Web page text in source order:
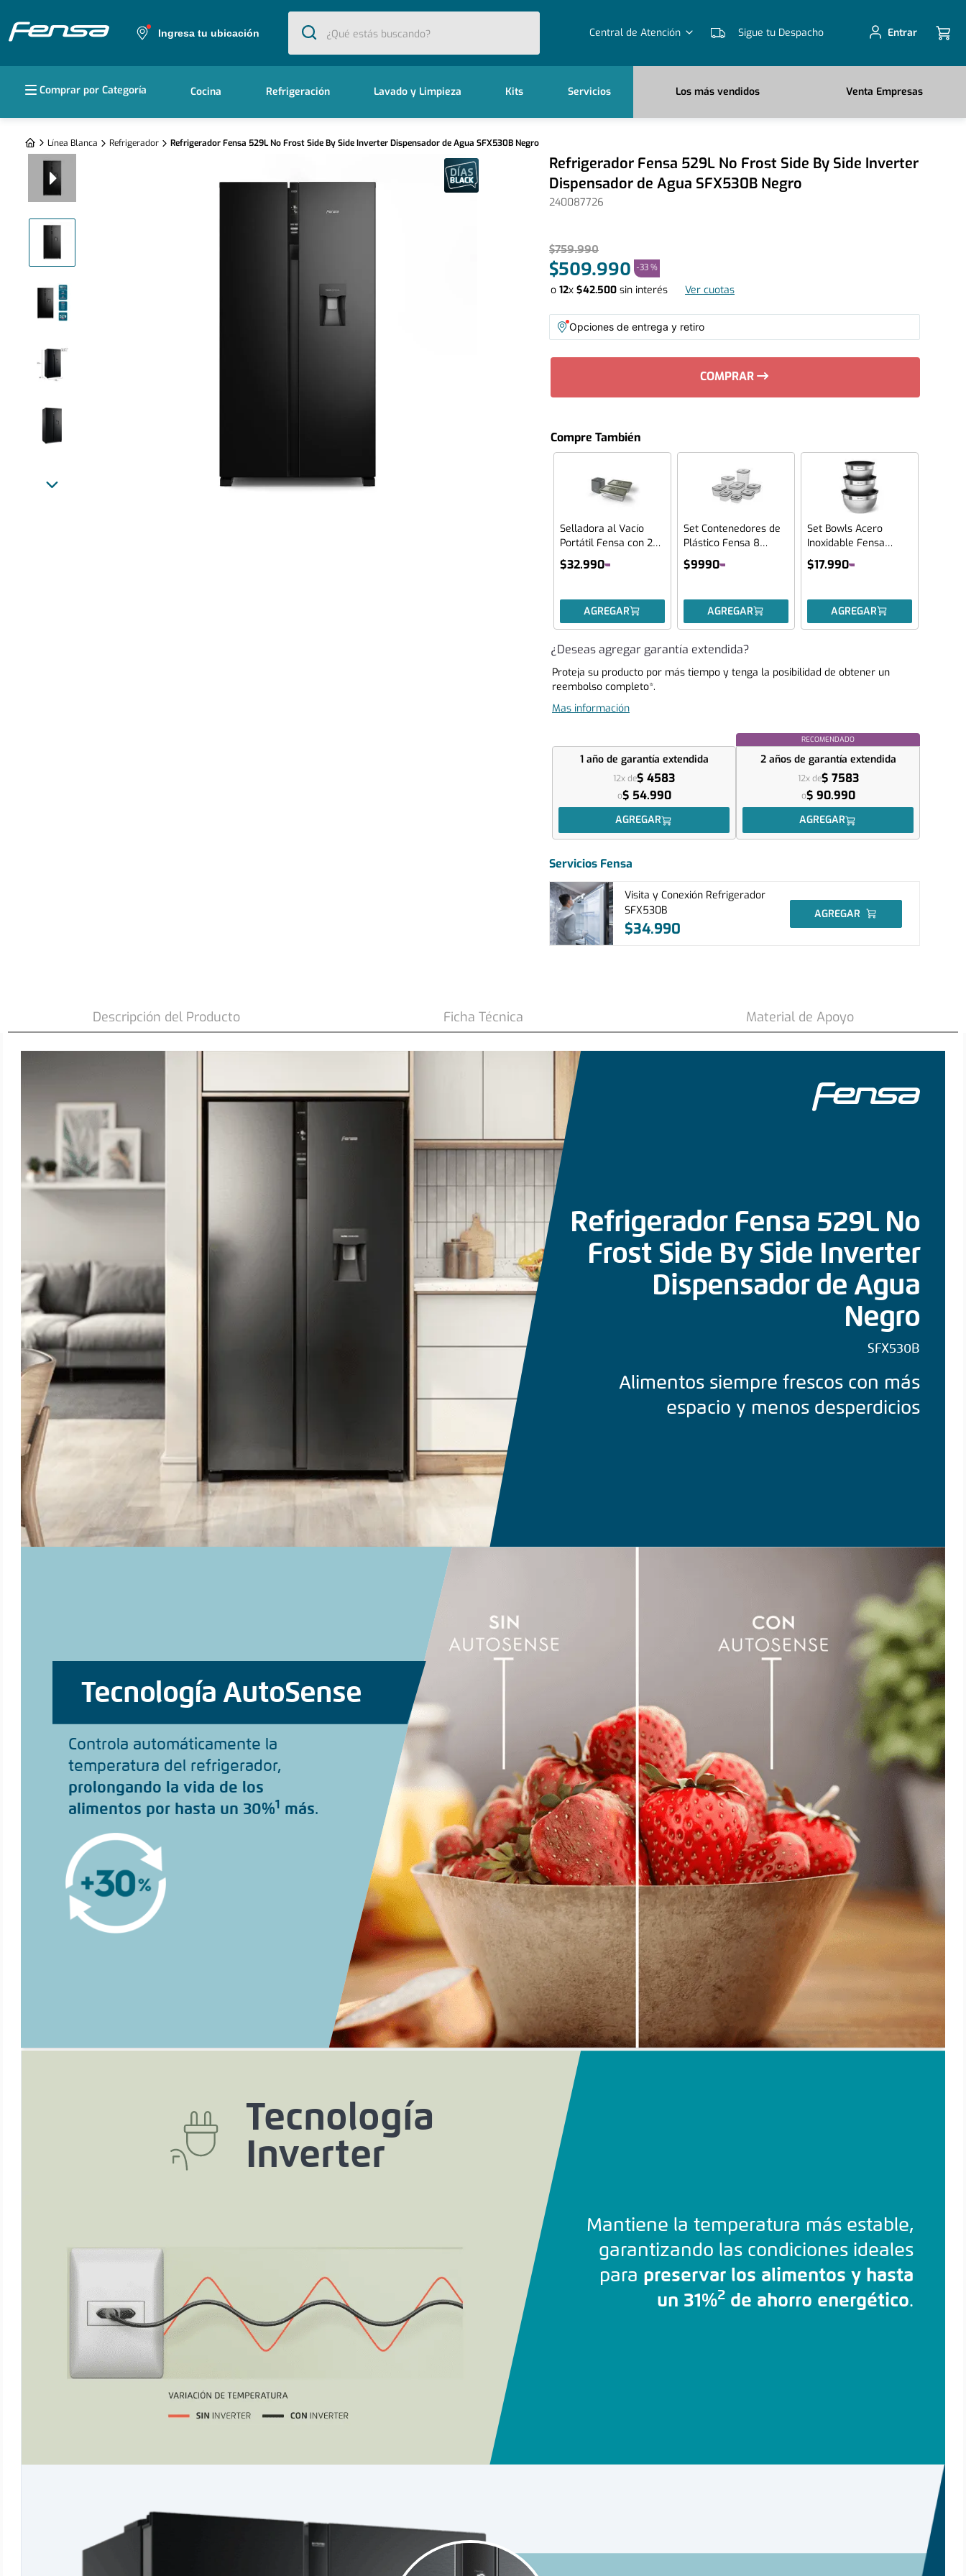
Ingresa tu ubicación
¿Qué estás buscando?
1. cocina 5 platos
4. refrigerador no frost
secadora
Central de Atención Sigue tu Despacho Entrar
Comprar por Categoría Cocina Refrigeración Lavado y Limpieza Kits Servicios Los más vendidos Venta Empresas
Línea Blanca Refrigerador Refrigerador Fensa 529L No Frost Side By Side Inverter Dispensador de Agua SFX530B Negro
Refrigerador Fensa 529L No Frost Side By Side Inverter
Dispensador de Agua SFX530B Negro
240087726
$759.990
$509.990 -33 %
o 12x $42.500 sin interés Ver cuotas
Opciones de entrega y retiro
COMPRAR
Compre También
Selladora al Vacío
Portátil Fensa con 2
Contenedores
Herméticos
$32.990
AGREGAR
Set Contenedores de
Plástico Fensa 8
Unidades
$9990
AGREGAR
Set Bowls Acero
Inoxidable Fensa
Multiuso 3 Unidades
Tapa de Plástico
$17.990
AGREGAR
¿Deseas agregar garantía extendida?
Proteja su producto por más tiempo y tenga la posibilidad de obtener un
reembolso completo*.
Mas información
1 año de garantía extendida
12x de$ 4583
o$ 54.990
AGREGAR
RECOMENDADO
2 años de garantía extendida
12x de$ 7583
o$ 90.990
AGREGAR
Servicios Fensa
Visita y Conexión Refrigerador
SFX530B
$34.990
AGREGAR
Descripción del Producto Ficha Técnica Material de Apoyo